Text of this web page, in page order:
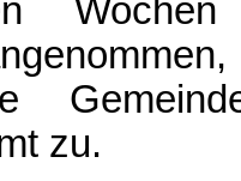
Wochen
zu.